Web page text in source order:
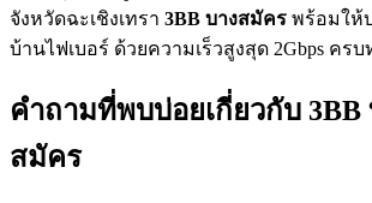
จังหวัดฉะเชิงเทรา 3BB บางสมัคร พร้อมให้
บ้านไฟเบอร์ ด้วยความเร็วสูงสุด 2Gbps คร
คำถามที่พบบ่อยเกี่ยวกับ 3BB
สมัคร